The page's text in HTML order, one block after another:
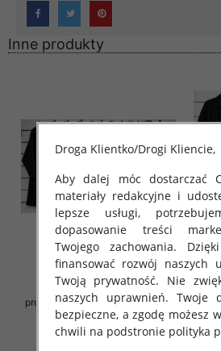
Inne produkty
Komplet damskie (Włoskie
produkt) Roz Standard, Mix Kolor
Paczka 5 szt
92.00 zł
Droga Klientko/Drogi Kliencie,
Aby dalej móc dostarczać
materiały redakcyjne i
lepsze usługi,
dopasowanie treści
Twojego zachowania.
finansować rozwój naszych
Twoją prywatność. Nie
naszych uprawnień. Twoje
bezpieczne, a zgodę możesz
chwili na podstronie polityka